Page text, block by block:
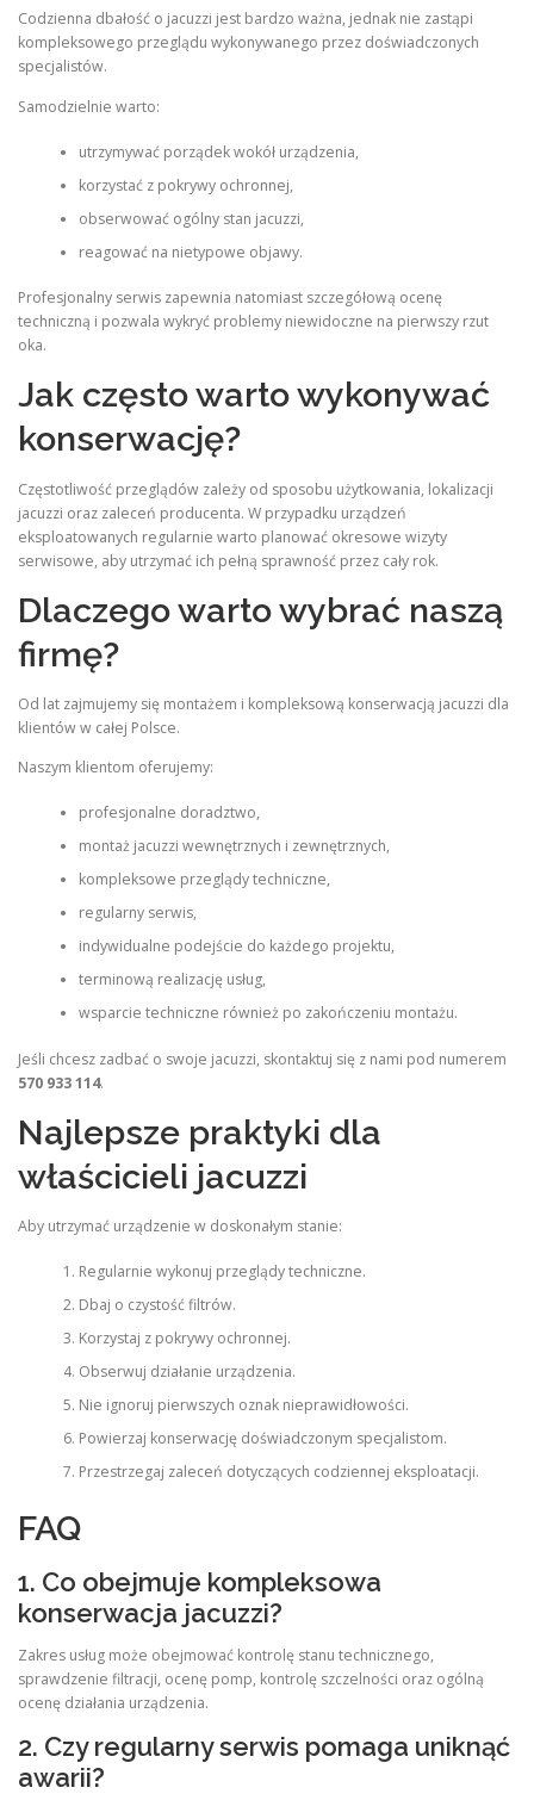
Codzienna dbałość o jacuzzi jest bardzo ważna, jednak nie zastąpi
kompleksowego przeglądu wykonywanego przez doświadczonych
specjalistów.
Samodzielnie warto:
utrzymywać porządek wokół urządzenia,
korzystać z pokrywy ochronnej,
obserwować ogólny stan jacuzzi,
reagować na nietypowe objawy.
Profesjonalny serwis zapewnia natomiast szczegółową ocenę
techniczną i pozwala wykryć problemy niewidoczne na pierwszy rzut
oka.
Jak często warto wykonywać
konserwację?
Częstotliwość przeglądów zależy od sposobu użytkowania, lokalizacji
jacuzzi oraz zaleceń producenta. W przypadku urządzeń
eksploatowanych regularnie warto planować okresowe wizyty
serwisowe, aby utrzymać ich pełną sprawność przez cały rok.
Dlaczego warto wybrać naszą
firmę?
Od lat zajmujemy się montażem i kompleksową konserwacją jacuzzi dla
klientów w całej Polsce.
Naszym klientom oferujemy:
profesjonalne doradztwo,
montaż jacuzzi wewnętrznych i zewnętrznych,
kompleksowe przeglądy techniczne,
regularny serwis,
indywidualne podejście do każdego projektu,
terminową realizację usług,
wsparcie techniczne również po zakończeniu montażu.
Jeśli chcesz zadbać o swoje jacuzzi, skontaktuj się z nami pod numerem
570 933 114.
Najlepsze praktyki dla
właścicieli jacuzzi
Aby utrzymać urządzenie w doskonałym stanie:
Regularnie wykonuj przeglądy techniczne.
Dbaj o czystość filtrów.
Korzystaj z pokrywy ochronnej.
Obserwuj działanie urządzenia.
Nie ignoruj pierwszych oznak nieprawidłowości.
Powierzaj konserwację doświadczonym specjalistom.
Przestrzegaj zaleceń dotyczących codziennej eksploatacji.
FAQ
1. Co obejmuje kompleksowa
konserwacja jacuzzi?
Zakres usług może obejmować kontrolę stanu technicznego,
sprawdzenie filtracji, ocenę pomp, kontrolę szczelności oraz ogólną
ocenę działania urządzenia.
2. Czy regularny serwis pomaga uniknąć
awarii?